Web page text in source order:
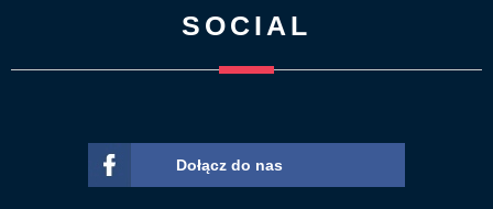
SOCIAL
Dołącz do nas